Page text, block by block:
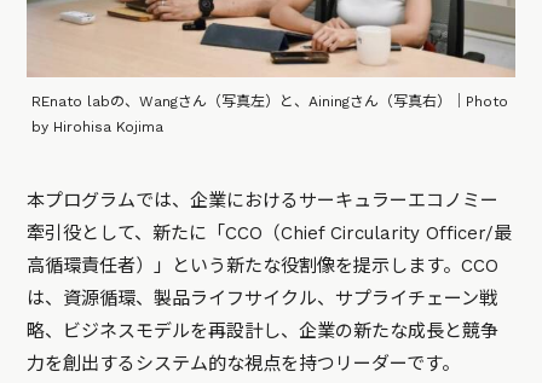
REnato labの、Wangさん（写真左）と、Ainingさん（写真右）｜Photo
by Hirohisa Kojima
本プログラムでは、企業におけるサーキュラーエコノミー
牽引役として、新たに「CCO（Chief Circularity Officer/最
高循環責任者）」という新たな役割像を提示します。CCO
は、資源循環、製品ライフサイクル、サプライチェーン戦
略、ビジネスモデルを再設計し、企業の新たな成長と競争
力を創出するシステム的な視点を持つリーダーです。